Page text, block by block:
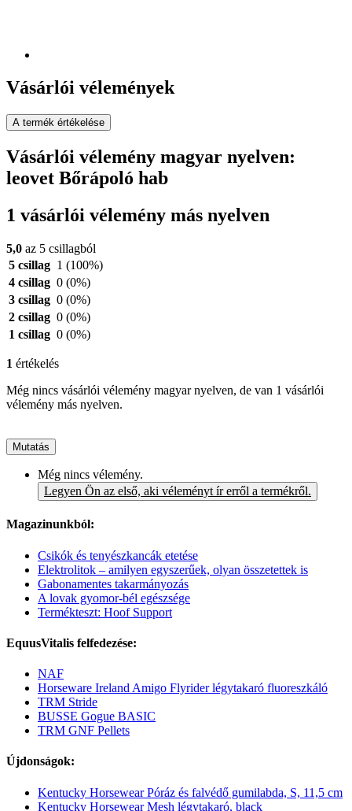
Vásárlói vélemények
A termék értékelése
Vásárlói vélemény magyar nyelven:
leovet Bőrápoló hab
1 vásárlói vélemény más nyelven
5,0 az 5 csillagból
5 csillag 1 (100%)
4 csillag 0 (0%)
3 csillag 0 (0%)
2 csillag 0 (0%)
1 csillag 0 (0%)
1 értékelés
Még nincs vásárlói vélemény magyar nyelven, de van 1 vásárlói
vélemény más nyelven.
Mutatás
Még nincs vélemény.
Legyen Ön az első, aki véleményt ír erről a termékről.
Magazinunkból:
Csikók és tenyészkancák etetése
Elektrolitok – amilyen egyszerűek, olyan összetettek is
Gabonamentes takarmányozás
A lovak gyomor-bél egészsége
Termékteszt: Hoof Support
EquusVitalis felfedezése:
NAF
Horseware Ireland Amigo Flyrider légytakaró fluoreszkáló
TRM Stride
BUSSE Gogue BASIC
TRM GNF Pellets
Újdonságok:
Kentucky Horsewear Póráz és falvédő gumilabda, S, 11,5 cm
Kentucky Horsewear Mesh légytakaró, black